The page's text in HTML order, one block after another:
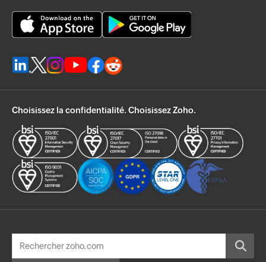
Choisissez la confidentialité. Choisissez Zoho.